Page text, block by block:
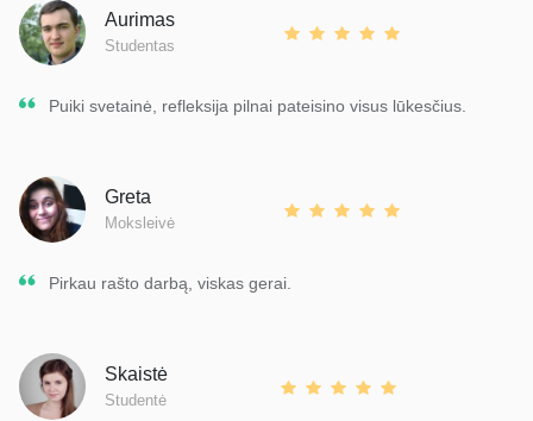
Aurimas
Studentas
Puiki svetainė, refleksija pilnai pateisino visus lūkesčius.
Greta
Moksleivė
Pirkau rašto darbą, viskas gerai.
Skaistė
Studentė